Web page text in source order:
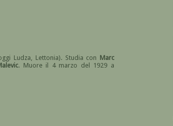
Ludza, Lettonia). Studia con Marc
. Muore il 4 marzo del 1929 a